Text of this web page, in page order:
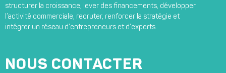
structurer la croissance, lever des financements, développer
l’activité commerciale, recruter, renforcer la stratégie et
intégrer un réseau d’entrepreneurs et d’experts.
NOUS CONTACTER